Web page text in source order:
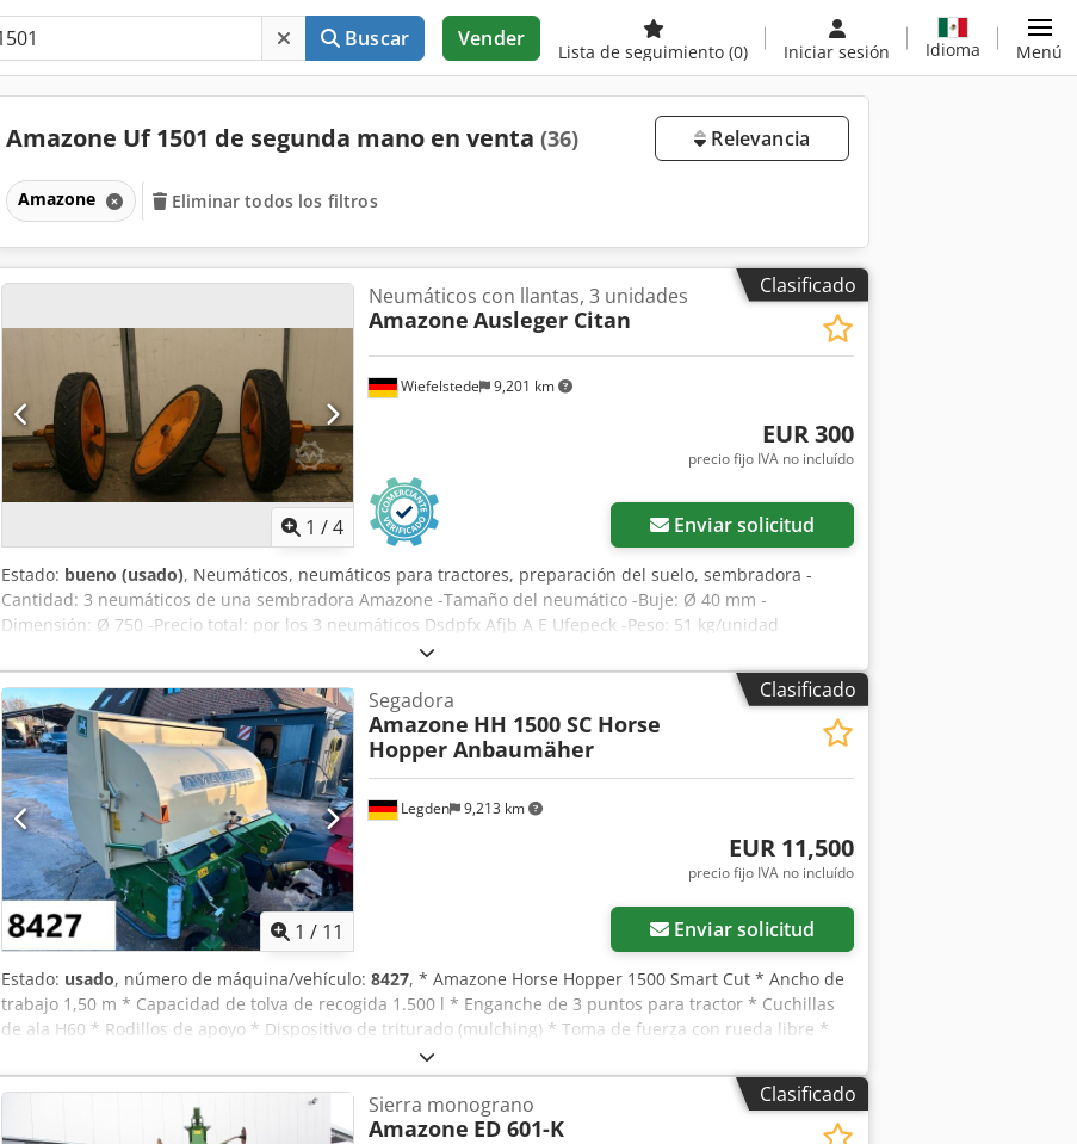
Buscar Vender
Lista de seguimiento (0) Iniciar sesión Idioma Menú
Amazone Uf 1501 de segunda mano en venta (36) Relevancia
Amazone Eliminar todos los filtros
Clasificado
1 /4
Wiefelstede 9,201 km
Neumáticos con llantas, 3 unidades
Amazone Ausleger Citan
EUR 300
precio fijo IVA no incluído
Enviar solicitud
Estado: bueno (usado), Neumáticos, neumáticos para tractores, preparación del suelo, sembradora -
Cantidad: 3 neumáticos de una sembradora Amazone -Tamaño del neumático -Buje: Ø 40 mm -
Dimensión: Ø 750 -Precio total: por los 3 neumáticos Dsdpfx Afjb A E Ufepeck -Peso: 51 kg/unidad
Clasificado
1 / 11
Legden 9,213 km
Segadora
Amazone HH 1500 SC Horse
Hopper Anbaumäher
EUR 11,500
precio fijo IVA no incluído
Enviar solicitud
Estado: usado, número de máquina/vehículo: 8427, * Amazone Horse Hopper 1500 Smart Cut * Ancho de
trabajo 1,50 m * Capacidad de tolva de recogida 1.500 l * Enganche de 3 puntos para tractor * Cuchillas
de ala H60 * Rodillos de apoyo * Dispositivo de triturado (mulching) * Toma de fuerza con rueda libre *
Tolva de recogida con vaciado hidráulico del suelo * Velocidad de rotación 2.650 rpm * Indicador de nivel
de llenado -----Número interno de vehículo: 8427 ¡Soporte por WhatsApp disponible! Dcsdpfx Aforhy H
Ropjk Si tiene preguntas sobre la máquina o necesita más información, no dude en escribirnos
cómodamente por WhatsApp. Whatsapp Whatsapp ----Sujeto a errores y venta previa.
Clasificado
Sierra monograno
Amazone ED 601-K